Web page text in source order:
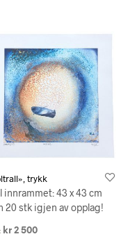
trykk
innrammet: 43 x 43 cm
20 stk igjen av opplag!
kr2 500